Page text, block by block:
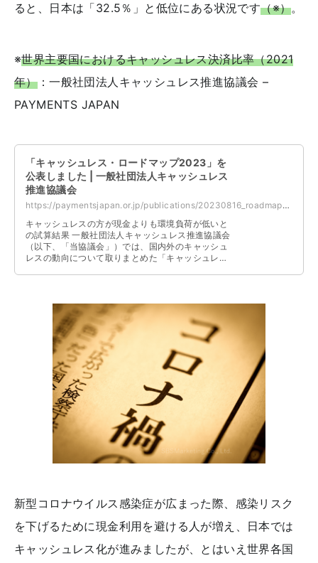
ると、日本は「32.5％」と低位にある状況です（※）。
※世界主要国におけるキャッシュレス決済比率（2021
年）：一般社団法人キャッシュレス推進協議会 –
PAYMENTS JAPAN
「キャッシュレス・ロードマップ2023」を
公表しました | 一般社団法人キャッシュレス
推進協議会
https://paymentsjapan.or.jp/publications/20230816_roadmap2023/
キャッシュレスの方が現金よりも環境負荷が低いと
の試算結果 一般社団法人キャッシュレス推進協議会
（以下、「当協議会」）では、国内外のキャッシュ
レスの動向について取りまとめた「キャッシュレ
新型コロナウイルス感染症が広まった際、感染リスク
を下げるために現金利用を避ける人が増え、日本では
キャッシュレス化が進みましたが、とはいえ世界各国